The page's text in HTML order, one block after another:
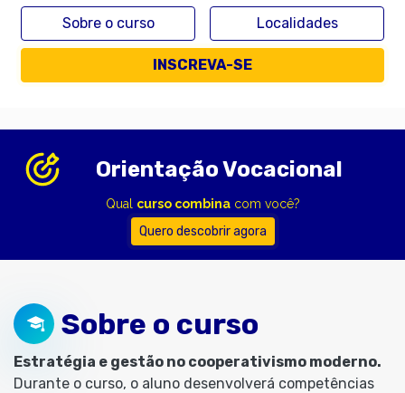
Sobre o curso Localidades
INSCREVA-SE
Orientação Vocacional
Qual curso combinacom você?
Quero descobrir agora
Sobre o curso
Estratégia e gestão no cooperativismo moderno.
Durante o curso, o aluno desenvolverá competências